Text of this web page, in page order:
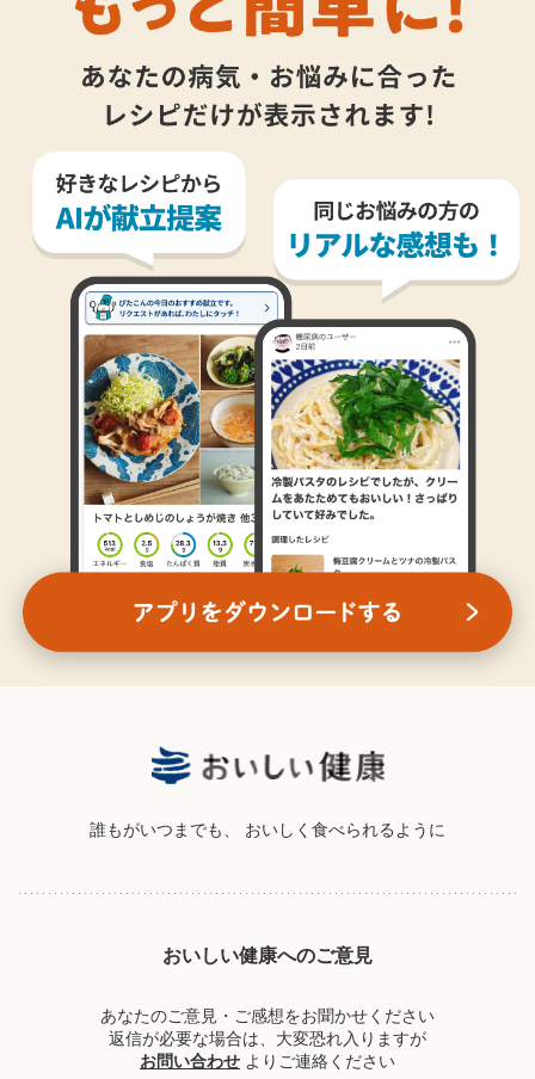
誰もがいつまでも、 おいしく食べられるように
おいしい健康へのご意見
あなたのご意見・ご感想をお聞かせください
返信が必要な場合は、大変恐れ入りますが
お問い合わせ よりご連絡ください